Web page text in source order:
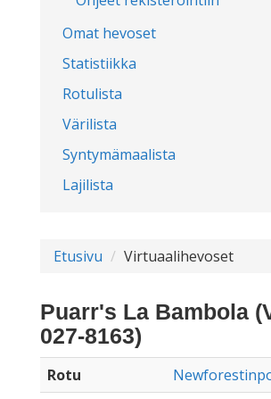
Omat hevoset
Statistiikka
Rotulista
Värilista
Syntymämaalista
Lajilista
Etusivu Virtuaalihevoset
Puarr's La Bambola
027-8163)
Rotu